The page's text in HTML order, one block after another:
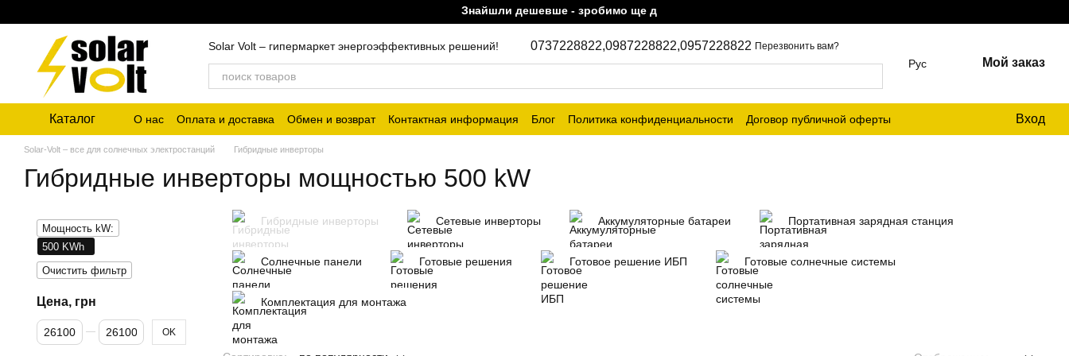
Знайшли дешевше - зробимо ще дешевше!
Solar Volt – гипермаркет энергоэффективных решений! 0737228822,0987228822,0957228822 Перезвонить вам?
Рус Мой заказ
Каталог О нас Оплата и доставка Обмен и возврат Контактная информация Блог Политика конфиденциальности Договор публичной оферты Вход
Solar-Volt – все для солнечных электростанций Гибридные инверторы
Гибридные инверторы мощностью 500 kW
Гибридные инверторы Сетевые инверторы Аккумуляторные батареи Портативная зарядная станция
Солнечные панели Готовые решения Готовое решение ИБП Готовые солнечные системы
Комплектация для монтажа
Мощность kW:
500 KWh
Очистить фильтр
Цена, грн
От Цена, грн
До Цена, грн OK